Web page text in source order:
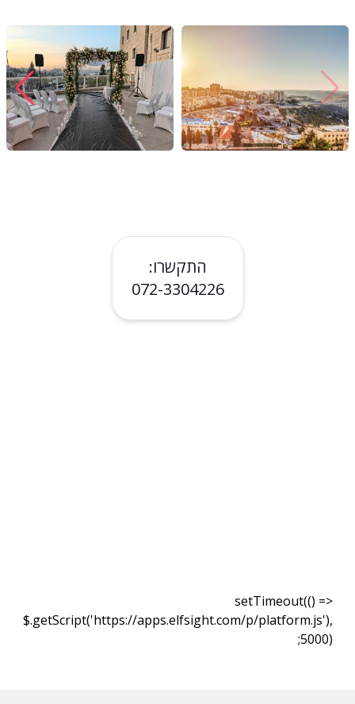
התקשרו:
072-3304226
setTimeout(() =>
$.getScript('https://apps.elfsight.com/p/platform.js'),
5000);